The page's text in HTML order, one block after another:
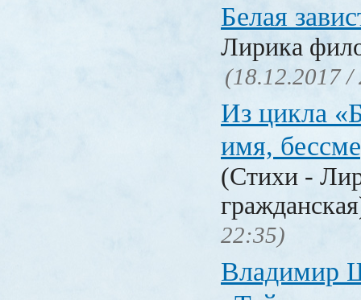
Белая
Лирика
(18.12.2017 /
Из цикла
имя,
(Стихи -
22:35)
Владимир